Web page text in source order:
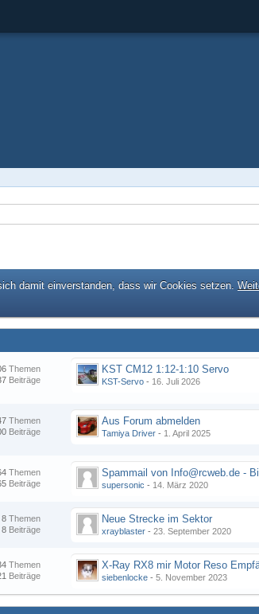
damit einverstanden, dass wir Cookies setzen.
Themen
Beiträge
KST CM12 1:12-1:10 Servo
KST-Servo - 16. Juli 2026
Themen
Beiträge
Aus Forum abmelden
Tamiya Driver - 1. April 2025
Themen
Beiträge
supersonic - 14. März 2020
Themen
8
Beiträge
8
Neue Strecke im Sektor
xrayblaster - 23. September 2020
Themen
Beiträge
siebenlocke - 5. November 2023